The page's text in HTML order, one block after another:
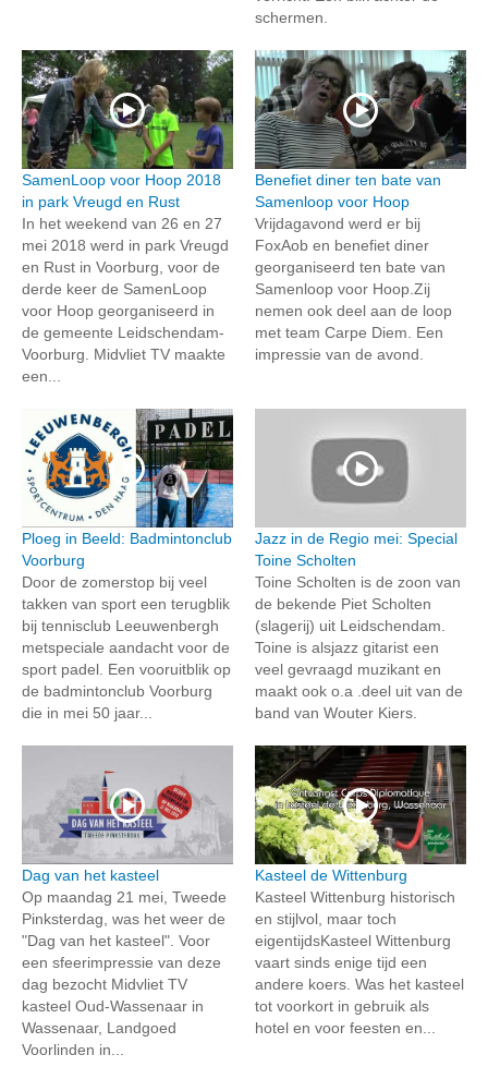
schermen.
SamenLoop voor Hoop 2018
in park Vreugd en Rust
In het weekend van 26 en 27
mei 2018 werd in park Vreugd
en Rust in Voorburg, voor de
derde keer de SamenLoop
voor Hoop georganiseerd in
de gemeente Leidschendam-
Voorburg. Midvliet TV maakte
een...
Benefiet diner ten bate van
Samenloop voor Hoop
Vrijdagavond werd er bij
FoxAob en benefiet diner
georganiseerd ten bate van
Samenloop voor Hoop.Zij
nemen ook deel aan de loop
met team Carpe Diem. Een
impressie van de avond.
Ploeg in Beeld: Badmintonclub
Voorburg
Door de zomerstop bij veel
takken van sport een terugblik
bij tennisclub Leeuwenbergh
metspeciale aandacht voor de
sport padel. Een vooruitblik op
de badmintonclub Voorburg
die in mei 50 jaar...
Jazz in de Regio mei: Special
Toine Scholten
Toine Scholten is de zoon van
de bekende Piet Scholten
(slagerij) uit Leidschendam.
Toine is alsjazz gitarist een
veel gevraagd muzikant en
maakt ook o.a .deel uit van de
band van Wouter Kiers.
Dag van het kasteel
Op maandag 21 mei, Tweede
Pinksterdag, was het weer de
"Dag van het kasteel". Voor
een sfeerimpressie van deze
dag bezocht Midvliet TV
kasteel Oud-Wassenaar in
Wassenaar, Landgoed
Voorlinden in...
Kasteel de Wittenburg
Kasteel Wittenburg historisch
en stijlvol, maar toch
eigentijdsKasteel Wittenburg
vaart sinds enige tijd een
andere koers. Was het kasteel
tot voorkort in gebruik als
hotel en voor feesten en...